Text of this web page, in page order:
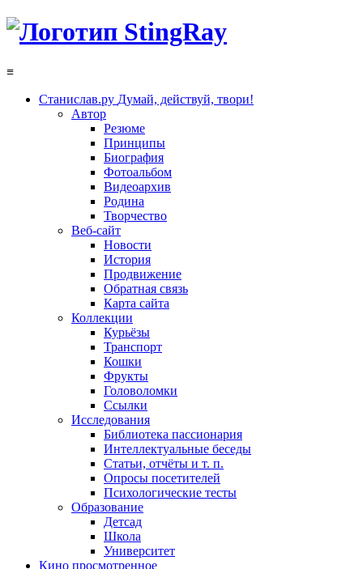
≡
Станислав.ру Думай, действуй, твори!
Автор
Резюме
Принципы
Биография
Фотоальбом
Видеоархив
Родина
Творчество
Веб-сайт
Новости
История
Продвижение
Обратная связь
Карта сайта
Коллекции
Курьёзы
Транспорт
Кошки
Фрукты
Головоломки
Ссылки
Исследования
Библиотека пассионария
Интеллектуальные беседы
Статьи, отчёты и т. п.
Опросы посетителей
Психологические тесты
Образование
Детсад
Школа
Университет
Кино просмотренное